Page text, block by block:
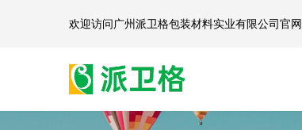
欢迎访问广州派卫格包装材料实业有限公司官网